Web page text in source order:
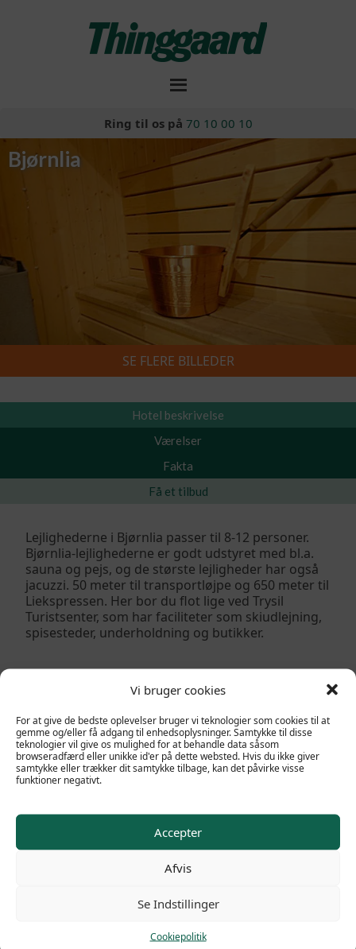
Vi bruger cookies
For at give de bedste oplevelser bruger vi teknologier som cookies til at
gemme og/eller få adgang til enhedsoplysninger. Samtykke til disse
teknologier vil give os mulighed for at behandle data såsom
browseradfærd eller unikke id'er på dette websted. Hvis du ikke giver
samtykke eller trækker dit samtykke tilbage, kan det påvirke visse
funktioner negativt.
Accepter
Afvis
Se Indstillinger
Cookiepolitik
Ring til os på 70 10 00 10
Bjørnlia
SE FLERE BILLEDER
Bjørnlia
Hotel beskrivelse
Værelser
Fakta
Få et tilbud
Lejlighederne i Bjørnlia passer til 8-12 personer.
Bjørnlia-lejlighederne er godt udstyret med bl.a.
sauna og pejs, og de største lejligheder har også
jacuzzi. 50 meter til transportløjpe og 650 meter til
Liekspressen. Her bor du flot lige ved Trysil
Turistsenter, som har faciliteter som skiudlejning,
spisesteder, underholdning og butikker.
Firma skirejser
Mini Skiferie 3-4-5 dage
Skiferie til grupper
Thinggaards egne hoteller